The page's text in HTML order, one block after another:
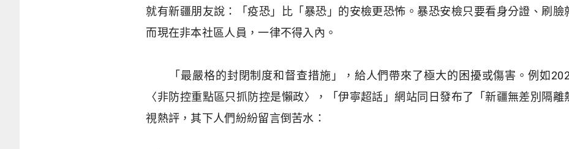
就有新疆朋友說：「疫恐」比「暴恐」的安檢更恐怖。暴恐安檢只要看身分證、刷臉
而現在非本社區人員，一律不得入內。
「最嚴格的封閉制度和督查措施」，給人們帶來了極大的困擾或傷害。例如
〈非防控重點區只抓防控是懶政〉，「伊寧超話」網站同日發布了「新疆無差別隔
視熱評，其下人們紛紛留言倒苦水：